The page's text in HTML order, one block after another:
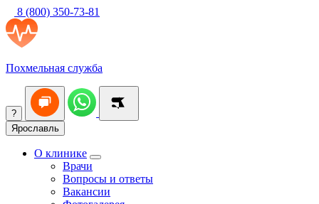
8 (800) 350-73-81
Похмельная служба
?
Ярославль
О клинике
Врачи
Вопросы и ответы
Вакансии